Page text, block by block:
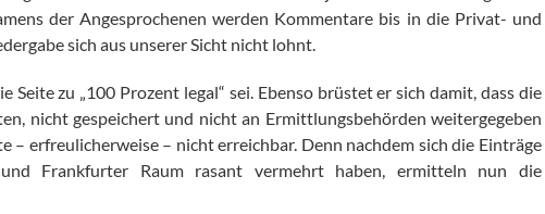
der Angesprochenen werden Kommentare bis in die Privat- und
sich aus unserer Sicht nicht lohnt.
zu „100 Prozent legal“ sei. Ebenso brüstet er sich damit, dass die
nicht gespeichert und nicht an Ermittlungsbehörden weitergegeben
– erfreulicherweise – nicht erreichbar. Denn nachdem sich die Einträge
Frankfurter Raum rasant vermehrt haben, ermitteln nun die